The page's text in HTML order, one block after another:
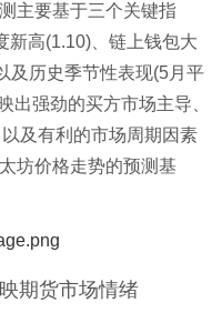
主要基于三个关键指
新高(1.10)、链上钱包大
及历史季节性表现(5月平
出强劲的买方市场主导、
及有利的市场周期因素
坊价格走势的预测基
期货市场情绪